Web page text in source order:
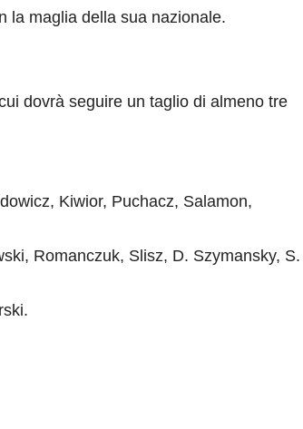
la maglia della sua nazionale.
dovrà seguire un taglio di almeno tre
Kiwior, Puchacz, Salamon,
Romanczuk, Slisz, D. Szymansky, S.